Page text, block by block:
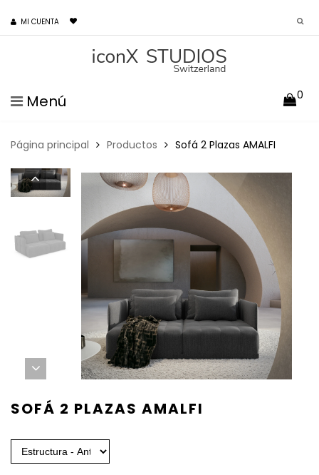
MI CUENTA
Menú 0
Página principal Productos Sofá 2 Plazas AMALFI
SOFÁ 2 PLAZAS AMALFI